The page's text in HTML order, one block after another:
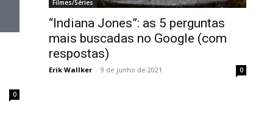
0
Filmes/Séries
“Indiana Jones”: as 5 perguntas
mais buscadas no Google (com
respostas)
Erik Wallker - 9 de junho de 2021 0